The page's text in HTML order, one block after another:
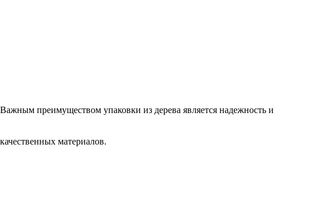
преимуществом упаковки из дерева является надежность и
материалов.